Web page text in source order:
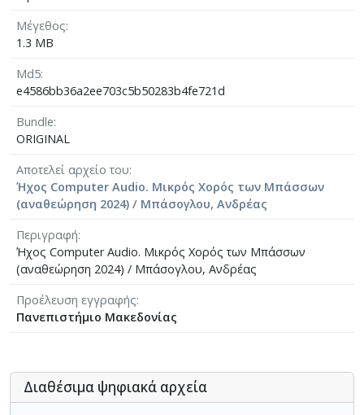
Μέγεθος
1.3 MB
Md5
e4586bb36a2ee703c5b50283b4fe721d
Bundle
ORIGINAL
Αποτελεί αρχείο του
Ήχος Computer Audio. Μικρός Χορός των Μπάσσων
(αναθεώρηση 2024) / Μπάσογλου, Ανδρέας
Περιγραφή
Ήχος Computer Audio. Μικρός Χορός των Μπάσσων
(αναθεώρηση 2024) / Μπάσογλου, Ανδρέας
Προέλευση εγγραφής
Πανεπιστήμιο Μακεδονίας
Διαθέσιμα ψηφιακά αρχεία